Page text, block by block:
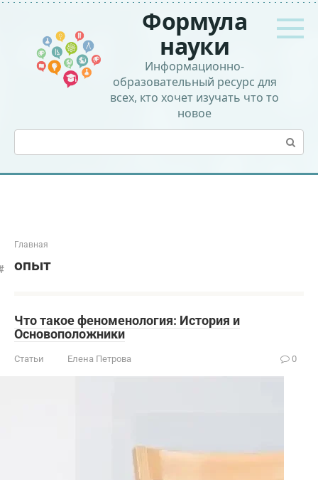
Перейти
контенту
Формула
науки
Информационно-
образовательный ресурс для
всех, кто хочет изучать что то
новое
Поиск:
Главная
опыт
Что такое феноменология: История и
Основоположники
Статьи Елена Петрова 0